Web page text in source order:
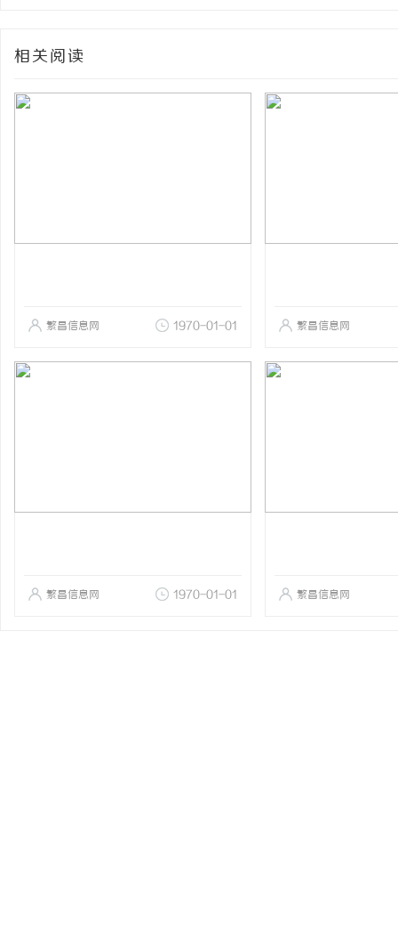
相关阅读
繁昌信息网 1970-01-01 繁昌信息网
繁昌信息网 1970-01-01 繁昌信息网